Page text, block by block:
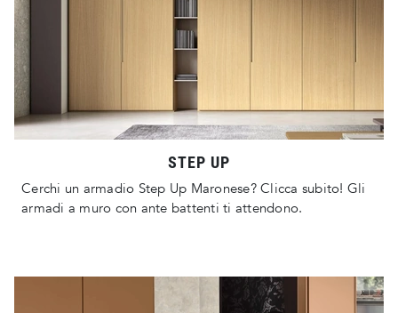
STEP UP
Cerchi un armadio Step Up Maronese? Clicca subito! Gli
armadi a muro con ante battenti ti attendono.